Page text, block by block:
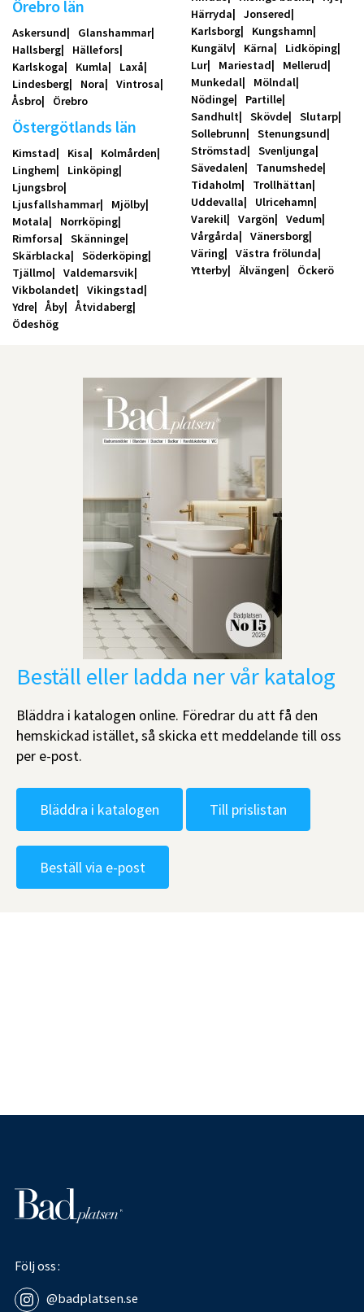
Örebro län
Askersund
Glanshammar
Hallsberg
Hällefors
Karlskoga
Kumla
Laxå
Lindesberg
Nora
Vintrosa
Åsbro
Örebro
Östergötlands län
Kimstad Kisa
Kolmården
Linghem
Linköping
Ljungsbro
Ljusfallshammar
Mjölby
Motala
Norrköping
Rimforsa
Skänninge
Skärblacka
Söderköping
Tjällmo
Valdemarsvik
Vikbolandet
Vikingstad
Ydre
Åby
Åtvidaberg
Ödeshög
Härryda
Jonsered
Karlsborg
Kungshamn
Kungälv
Kärna
Lidköping
Lur
Mariestad
Mellerud
Munkedal
Mölndal
Nödinge
Partille
Sandhult
Skövde
Slutarp
Sollebrunn
Stenungsund
Strömstad
Svenljunga
Sävedalen
Tanumshede
Tidaholm
Trollhättan
Uddevalla
Ulricehamn
Varekil
Vargön
Vedum
Vårgårda
Vänersborg
Väring
Västra frölunda
Ytterby
Älvängen Öckerö
Beställ eller ladda ner vår katalog
Bläddra i katalogen online. Föredrar du att få den
hemskickad istället, så skicka ett meddelande till oss
per e-post.
Bläddra i katalogen Till prislistan
Beställ via e-post
Följ oss
@badplatsen.se